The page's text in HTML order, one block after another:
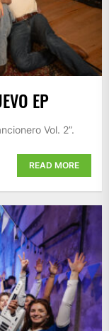
EP
Vol. 2”.
READ MORE